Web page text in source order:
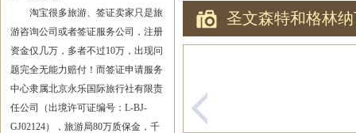
淘宝很多旅游、签证卖家只是旅
游咨询公司或者签证服务公司，注册
资金仅几万，多者不过10万，出现问
题完全无能力赔付！而签证申请服务
中心隶属北京永乐国际旅行社有限责
任公司（出境许可证编号：L-BJ-
GJ02124），旅游局80万质保金，千
圣文森特和格林